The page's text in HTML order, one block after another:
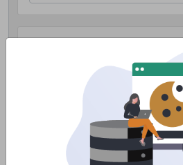
Válasszon milyen
Lakossági Internet
Otthoni internet, telefon
szolgáltatás